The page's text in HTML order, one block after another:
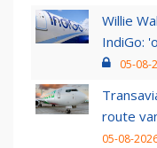
Willie
IndiGo:
05-08-
route
05-08-